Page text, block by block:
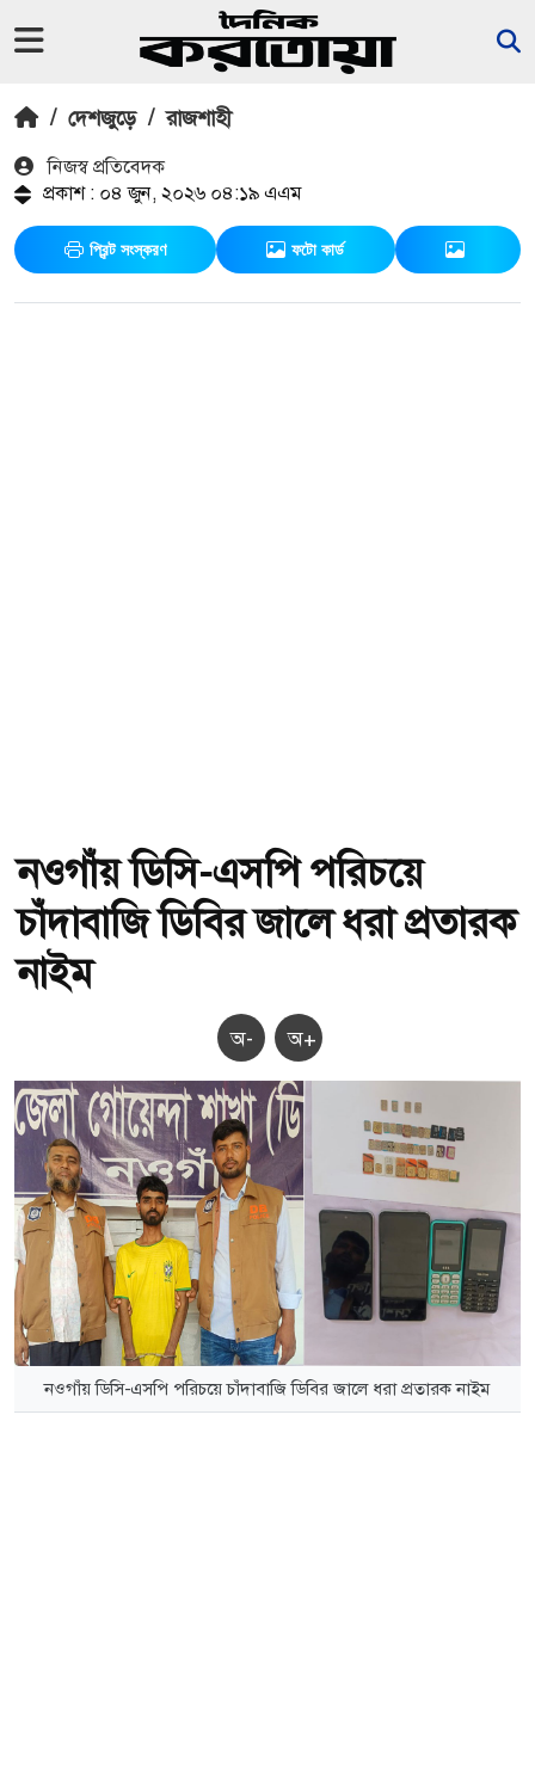
/ দেশজুড়ে / রাজশাহী
নিজস্ব প্রতিবেদক
প্রকাশ : ০৪ জুন, ২০২৬ ০৪:১৯ এএম
প্রিন্ট সংস্করণ ফটো কার্ড
নওগাঁয় ডিসি-এসপি পরিচয়ে
চাঁদাবাজি ডিবির জালে ধরা প্রতারক
নাইম
অ- অ+
নওগাঁয় ডিসি-এসপি পরিচয়ে চাঁদাবাজি ডিবির জালে ধরা প্রতারক নাইম